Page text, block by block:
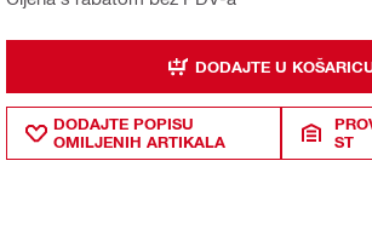
DODAJTE U
DODAJTE POPISU
OMILJENIH ARTIKALA
ST